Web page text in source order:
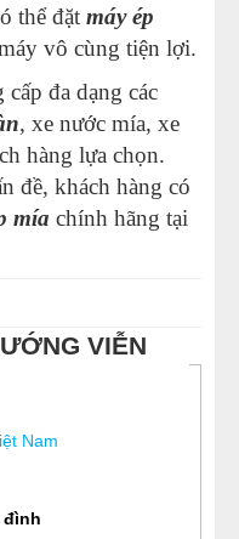
thể đặt máy ép
vô cùng tiện lợi.
đa dạng các
, xe nước mía, xe
hàng lựa chọn.
đề, khách hàng có
mía chính hãng tại
VIỄN
Nam
đình